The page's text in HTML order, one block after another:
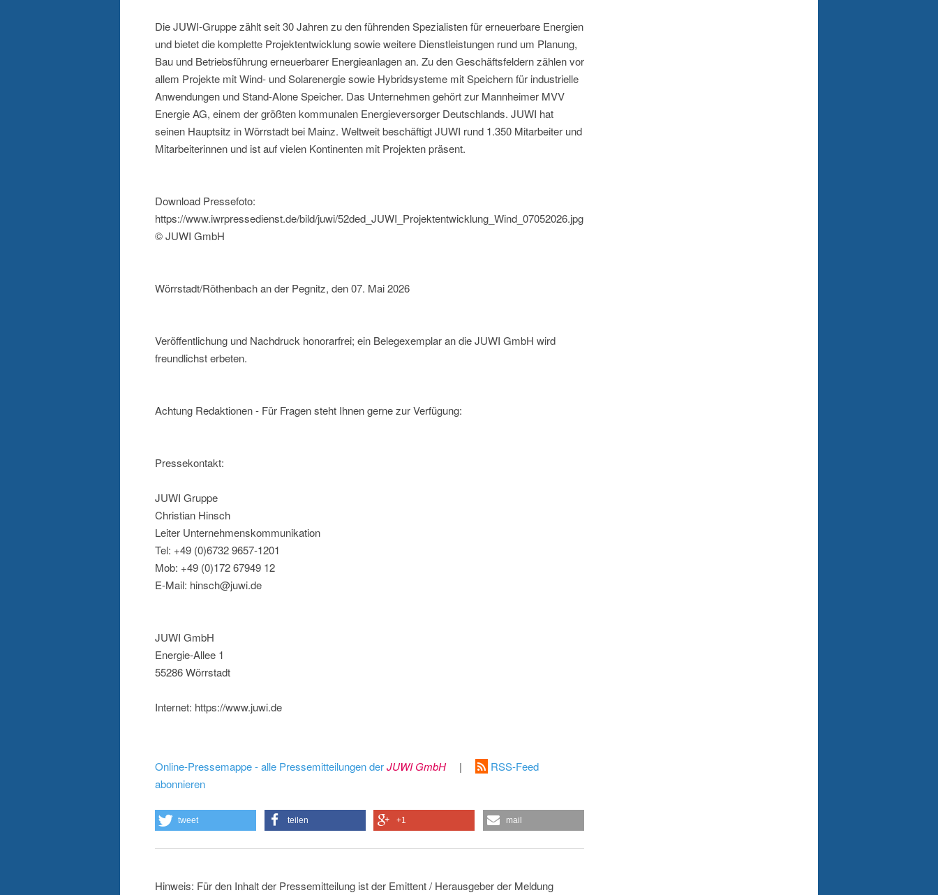
Die JUWI-Gruppe zählt seit 30 Jahren zu den führenden Spezialisten für erneuerbare Energien
und bietet die komplette Projektentwicklung sowie weitere Dienstleistungen rund um Planung,
Bau und Betriebsführung erneuerbarer Energieanlagen an. Zu den Geschäftsfeldern zählen vor
allem Projekte mit Wind- und Solarenergie sowie Hybridsysteme mit Speichern für industrielle
Anwendungen und Stand-Alone Speicher. Das Unternehmen gehört zur Mannheimer MVV
Energie AG, einem der größten kommunalen Energieversorger Deutschlands. JUWI hat
seinen Hauptsitz in Wörrstadt bei Mainz. Weltweit beschäftigt JUWI rund 1.350 Mitarbeiter und
Mitarbeiterinnen und ist auf vielen Kontinenten mit Projekten präsent.
Download Pressefoto:
https://www.iwrpressedienst.de/bild/juwi/52ded_JUWI_Projektentwicklung_Wind_07052026.jpg
© JUWI GmbH
Wörrstadt/Röthenbach an der Pegnitz, den 07. Mai 2026
Veröffentlichung und Nachdruck honorarfrei; ein Belegexemplar an die JUWI GmbH wird
freundlichst erbeten.
Achtung Redaktionen - Für Fragen steht Ihnen gerne zur Verfügung:
Pressekontakt:
JUWI Gruppe
Christian Hinsch
Leiter Unternehmenskommunikation
Tel: +49 (0)6732 9657-1201
Mob: +49 (0)172 67949 12
E-Mail: hinsch@juwi.de
JUWI GmbH
Energie-Allee 1
55286 Wörrstadt
Internet: https://www.juwi.de
Online-Pressemappe - alle Pressemitteilungen derJUWI GmbH |
RSS-Feed
abonnieren
tweet teilen +1 mail
Hinweis: Für den Inhalt der Pressemitteilung ist der Emittent / Herausgeber der Meldung